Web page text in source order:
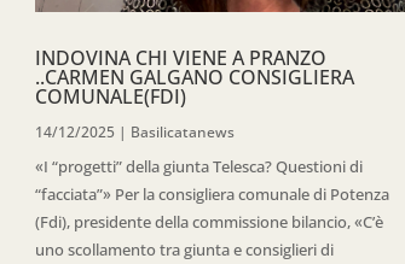
INDOVINA CHI VIENE A PRANZO
..CARMEN GALGANO CONSIGLIERA
COMUNALE(FDI)
14/12/2025 | Basilicatanews
«I “progetti” della giunta Telesca? Questioni di
“facciata”» Per la consigliera comunale di Potenza
(Fdi), presidente della commissione bilancio, «C’è
uno scollamento tra giunta e consiglieri di